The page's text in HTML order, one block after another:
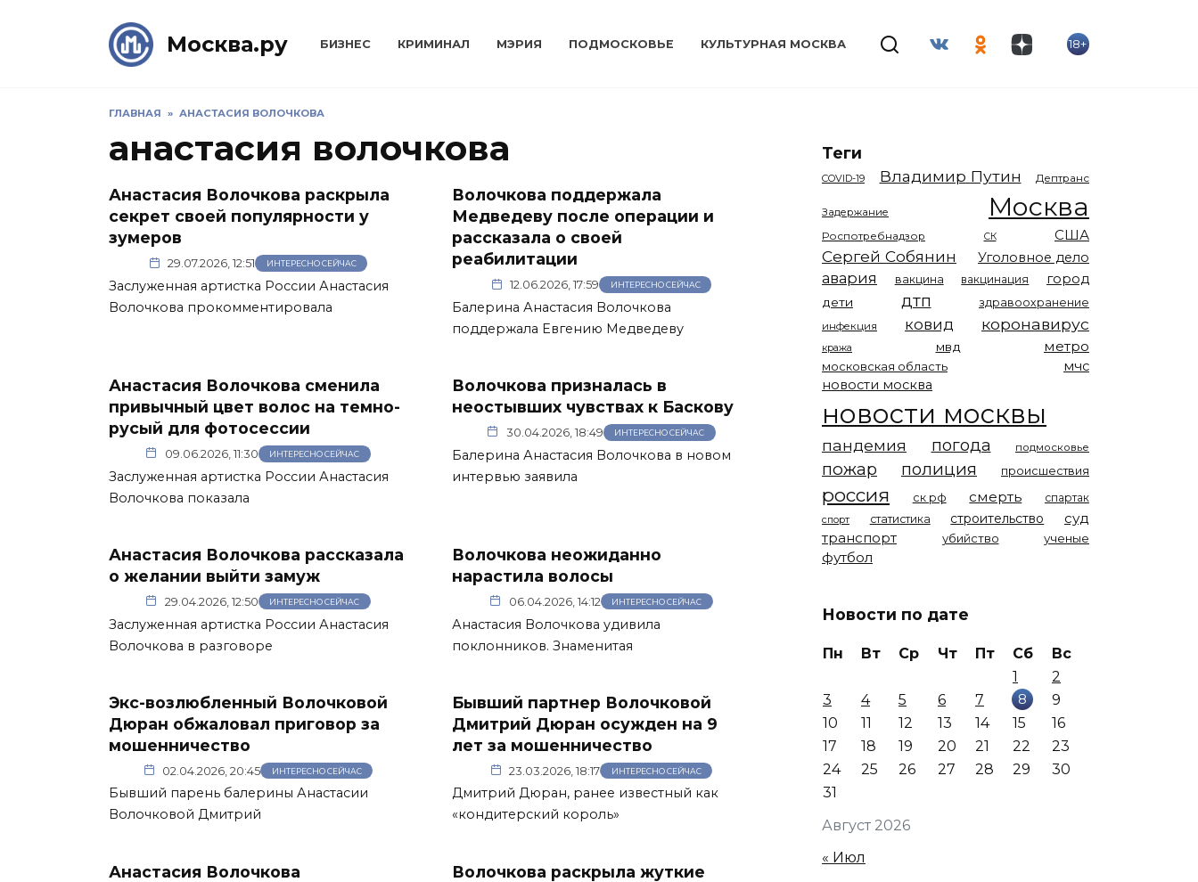
Москва.ру БИЗНЕС КРИМИНАЛ МЭРИЯ ПОДМОСКОВЬЕ КУЛЬТУРНАЯ МОСКВА 18+
ГЛАВНАЯ » АНАСТАСИЯ ВОЛОЧКОВА
анастасия волочкова
Анастасия Волочкова раскрыла
секрет своей популярности у
зумеров
29.07.2026, 12:51 ИНТЕРЕСНО СЕЙЧАС
Заслуженная артистка России Анастасия
Волочкова прокомментировала
Волочкова поддержала
Медведеву после операции и
рассказала о своей
реабилитации
12.06.2026, 17:59 ИНТЕРЕСНО СЕЙЧАС
Балерина Анастасия Волочкова
поддержала Евгению Медведеву
Анастасия Волочкова сменила
привычный цвет волос на темно-
русый для фотосессии
09.06.2026, 11:30 ИНТЕРЕСНО СЕЙЧАС
Заслуженная артистка России Анастасия
Волочкова показала
Волочкова призналась в
неостывших чувствах к Баскову
30.04.2026, 18:49 ИНТЕРЕСНО СЕЙЧАС
Балерина Анастасия Волочкова в новом
интервью заявила
Анастасия Волочкова рассказала
о желании выйти замуж
29.04.2026, 12:50 ИНТЕРЕСНО СЕЙЧАС
Заслуженная артистка России Анастасия
Волочкова в разговоре
Волочкова неожиданно
нарастила волосы
06.04.2026, 14:12 ИНТЕРЕСНО СЕЙЧАС
Анастасия Волочкова удивила
поклонников. Знаменитая
Экс-возлюбленный Волочковой
Дюран обжаловал приговор за
мошенничество
02.04.2026, 20:45 ИНТЕРЕСНО СЕЙЧАС
Бывший парень балерины Анастасии
Волочковой Дмитрий
Бывший партнер Волочковой
Дмитрий Дюран осужден на 9
лет за мошенничество
23.03.2026, 18:17 ИНТЕРЕСНО СЕЙЧАС
Дмитрий Дюран, ранее известный как
«кондитерский король»
Анастасия Волочкова
Волочкова раскрыла жуткие
Теги
COVID-19 Владимир Путин Дептранс
Задержание Москва
Роспотребнадзор СК США
Сергей Собянин Уголовное дело
авария вакцина вакцинация город
дети дтп здравоохранение
инфекция ковид коронавирус
кража мвд метро
московская область
мчс
новости москва
новости москвы
пандемия погода подмосковье
пожар полиция происшествия
россия ск рф смерть спартак
спорт статистика строительство
суд
транспорт
убийство ученые
футбол
Новости по дате
Август 2026
Пн Вт Ср Чт Пт Сб
Вс
1
2
3
4 5 6 7 8
9
10
11 12 13 14 15
16
17
18 19 20 21 22
23
24
25 26 27 28 29
30
31
« Июл